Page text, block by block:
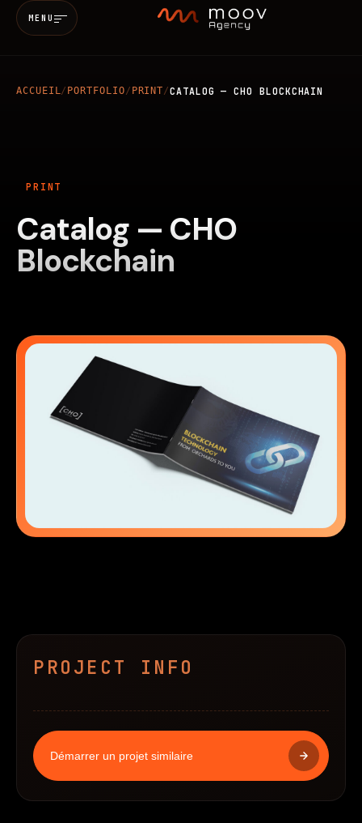
MENU
Accueil
Services
MARKETING & SEO
Réalisations
Contact
ACCUEIL/ PORTFOLIO/ PRINT/CATALOG — CHO BLOCKCHAIN
PRINT
Catalog — CHO
Blockchain
PROJECT INFO
Démarrer un projet similaire